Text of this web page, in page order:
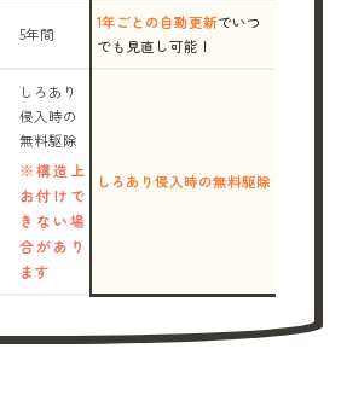
5年間
1年ごとの自動更新でいつ
でも見直し可能！
しろあり
侵入時の
無料駆除
※構造上
お付けで
きない場
合があり
ます
しろあり侵入時の無料駆除